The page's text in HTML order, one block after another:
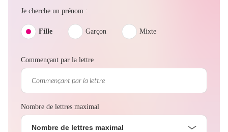
Je cherche un prénom :
Fille Garçon Mixte
Commençant par la lettre
Nombre de lettres maximal
Nombre de lettres maximal